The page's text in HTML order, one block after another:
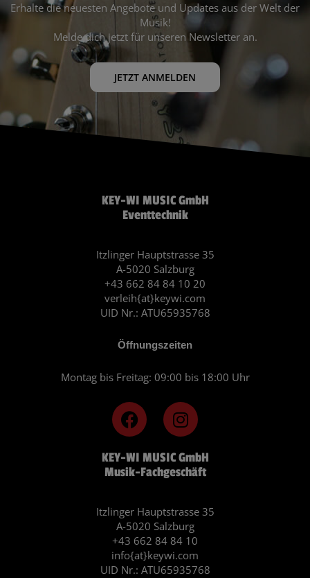
Erhalte die neuesten Angebote und Updates aus der Welt der
Musik!
Melde dich jetzt für unseren Newsletter an.
JETZT ANMELDEN
KEY-WI MUSIC GmbH
Musik-Fachgeschäft
Itzlinger Hauptstrasse 35
A-5020 Salzburg
+43 662 84 84 10
info{at}keywi.com
UID Nr.: ATU65935768
F
a
c
e
b
o
k
I
n
s
t
a
r
a
m
KEY-WI MUSIC GmbH
Eventtechnik
Itzlinger Hauptstrasse 35
A-5020 Salzburg
+43 662 84 84 10 20
verleih{at}keywi.com
UID Nr.: ATU65935768
Öffnungszeiten
Montag bis Freitag: 09:00 bis 18:00 Uhr